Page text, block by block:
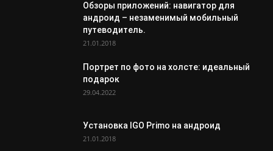
Обзоры приложений: навигатор для
андроид – незаменимый мобильный
путеводитель.
21.01.2018
Портрет по фото на холсте: идеальный
подарок
29.04.2022
Установка IGO Primo на андроид
21.01.2018